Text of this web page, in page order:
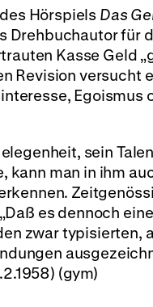
Hörspiels Das
Drehbuchautor für
Kasse Geld
Revision versucht
Egoismus
sein
kann man in ihm
es dennoch
zwar typisierten,
(gym)